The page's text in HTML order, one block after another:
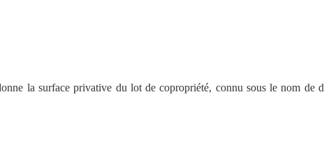
la surface privative du lot de copropriété, connu sous le nom